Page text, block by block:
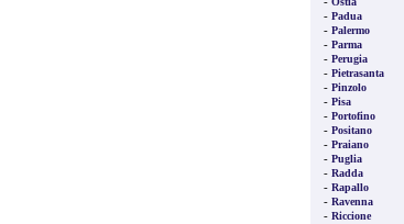
- Padua
- Palermo
- Parma
- Perugia
- Pietrasanta
- Pinzolo
- Pisa
- Portofino
- Positano
- Praiano
- Puglia
- Radda
- Rapallo
- Ravenna
- Riccione